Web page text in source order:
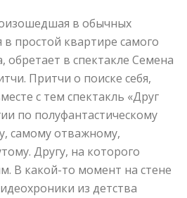
в обычных
в простой квартире самого
в спектакле Семена
Притчи о поиске себя,
с тем спектакль «Друг
по полуфантастическому
самому отважному,
Другу, на которого
В какой-то момент на стене
из детства